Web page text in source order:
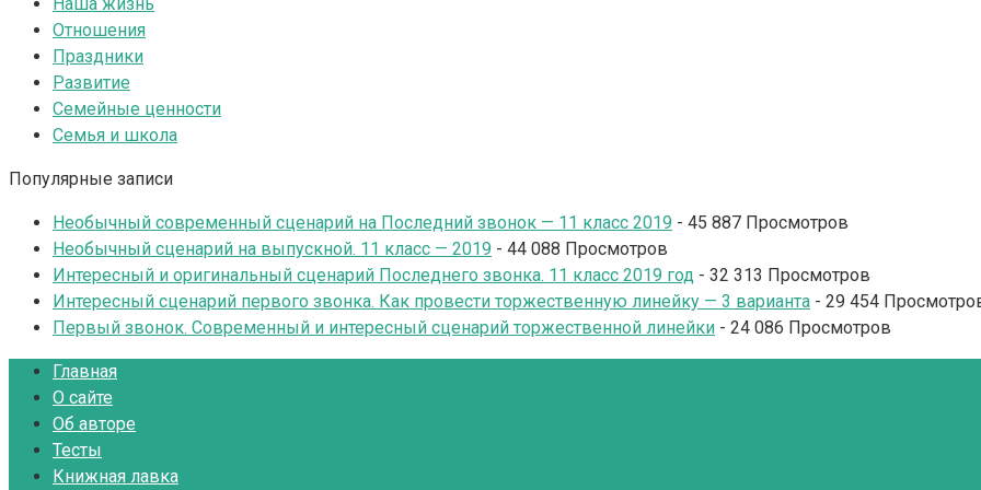
Отношения
Праздники
Развитие
Семейные ценности
Семья и школа
Популярные записи
Необычный современный сценарий на Последний звонок — 11 класс 2019 - 45 887 Просмотров
Необычный сценарий на выпускной. 11 класс — 2019 - 44 088 Просмотров
Интересный и оригинальный сценарий Последнего звонка. 11 класс 2019 год - 32 313 Просмотров
Интересный сценарий первого звонка. Как провести торжественную линейку — 3 варианта - 29 454
Первый звонок. Современный и интересный сценарий торжественной линейки - 24 086 Просмотров
Главная
О сайте
Об авторе
Тесты
Книжная лавка